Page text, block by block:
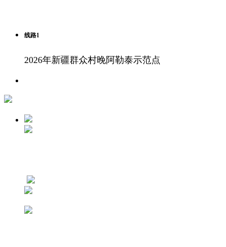
线路1
2026年新疆群众村晚阿勒泰示范点